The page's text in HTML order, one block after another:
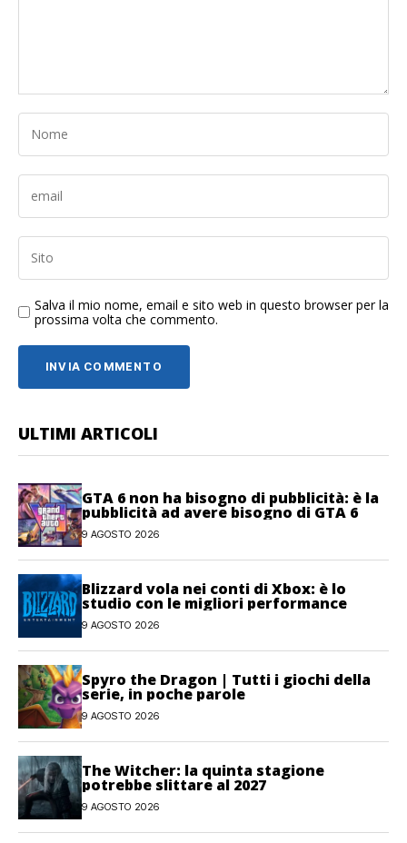
Salva il mio nome, email e sito web in questo browser per la
prossima volta che commento.
ULTIMI ARTICOLI
GTA 6 non ha bisogno di pubblicità: è la
pubblicità ad avere bisogno di GTA 6
9 AGOSTO 2026
Blizzard vola nei conti di Xbox: è lo
studio con le migliori performance
9 AGOSTO 2026
Spyro the Dragon | Tutti i giochi della
serie, in poche parole
9 AGOSTO 2026
The Witcher: la quinta stagione
potrebbe slittare al 2027
9 AGOSTO 2026